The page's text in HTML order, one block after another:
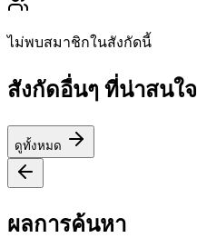
ไม่พบสมาชิกในสังกัดนี้
สังกัดอื่นๆ ที่น่าสนใจ
ดูทั้งหมด
ผลการค้นหา